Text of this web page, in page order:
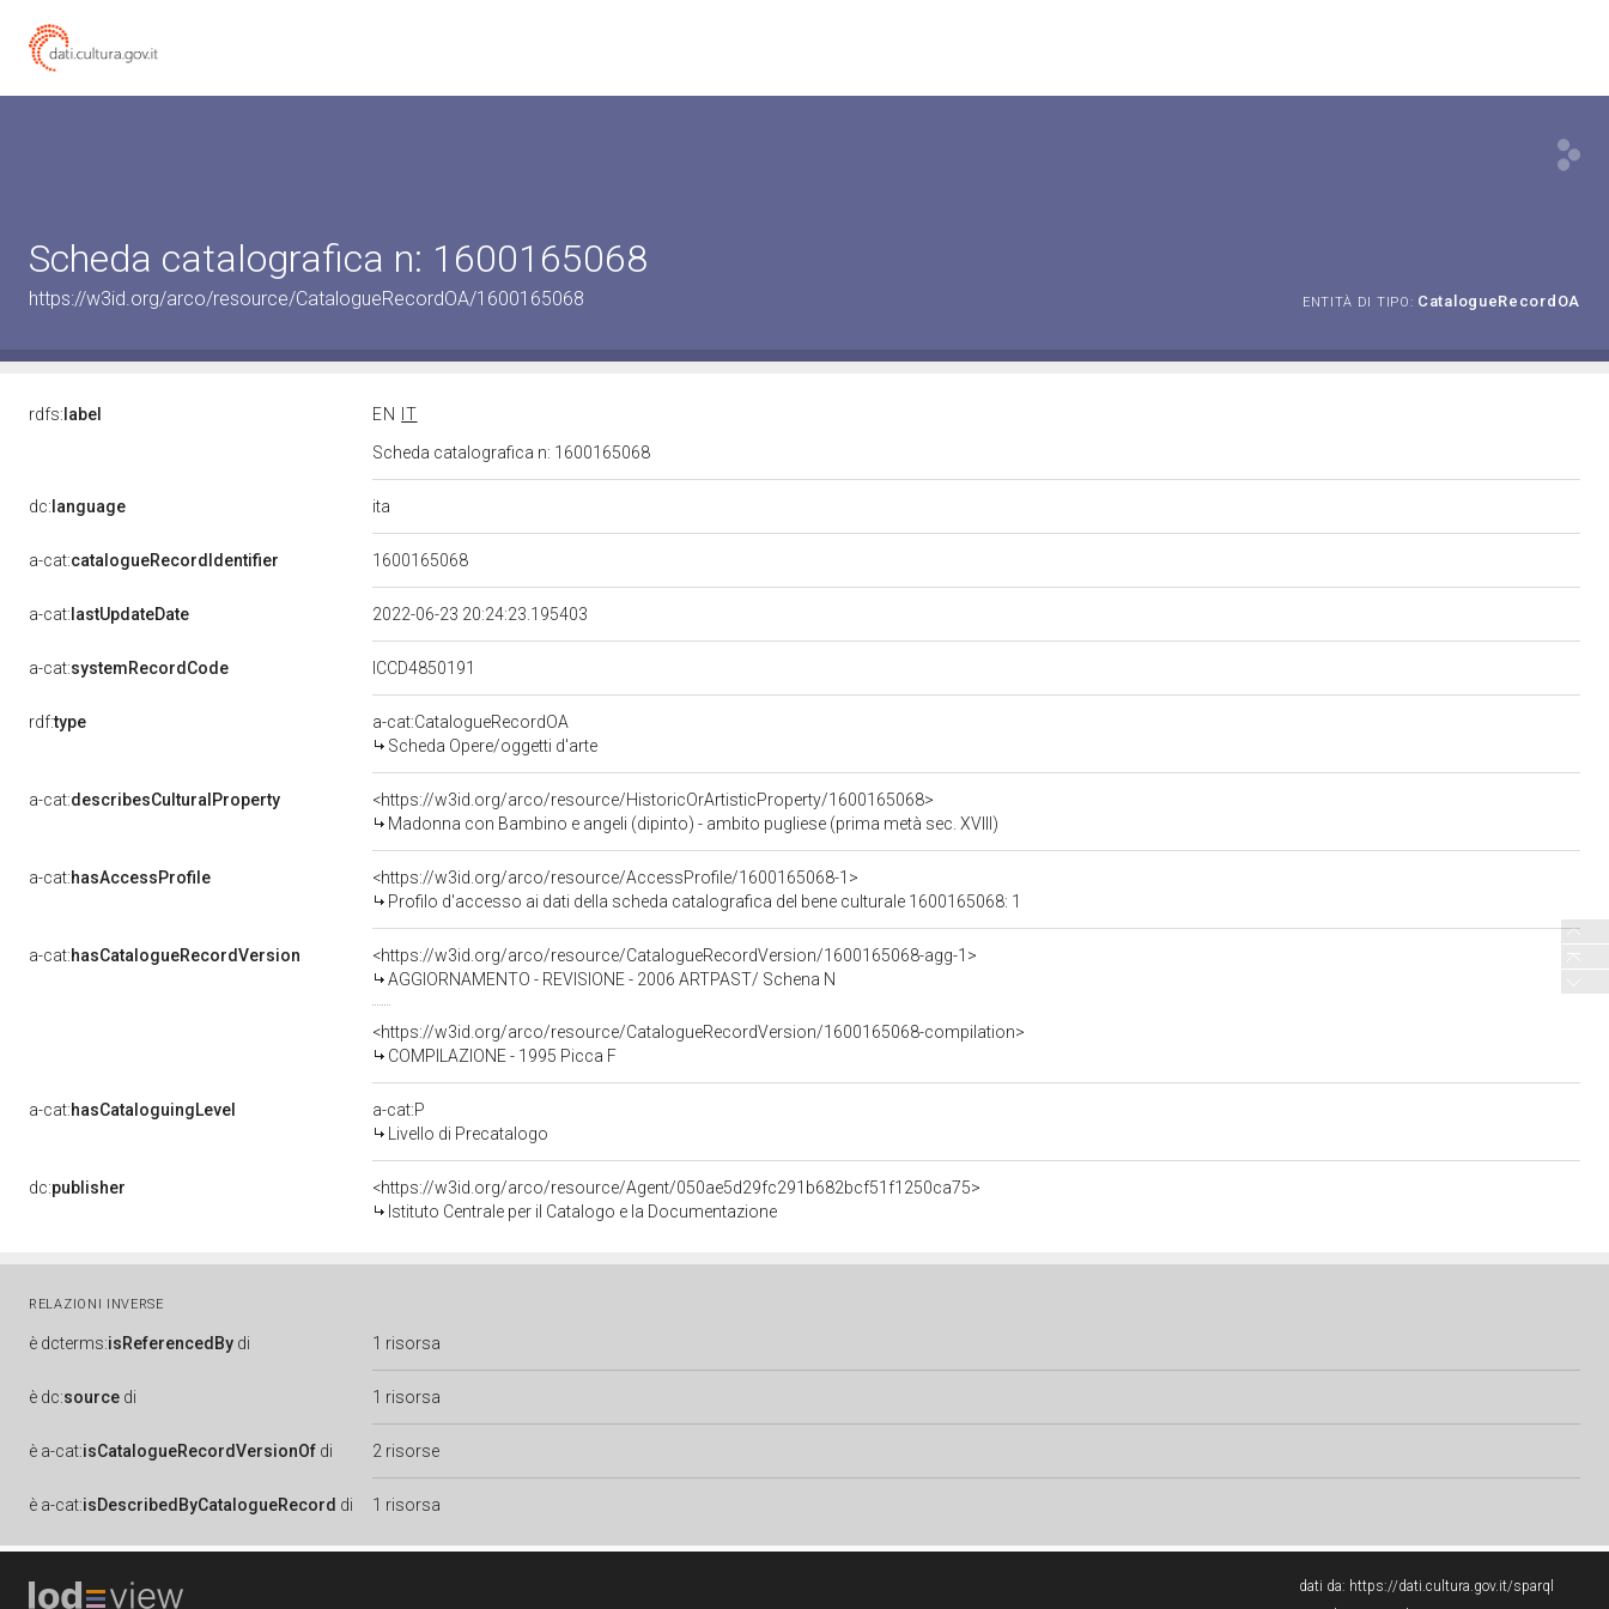
Scheda catalografica n: 1600165068
https://w3id.org/arco/resource/CatalogueRecordOA/1600165068 ENTITÀ DI TIPO: CatalogueRecordOA
rdfs: label EN
IT
Scheda catalografica n: 1600165068
dc: language ita
a-cat:catalogueRecordIdentifier 1600165068
a-cat: lastUpdateDate 2022-06-23 20:24:23.195403
a-cat:systemRecordCode ICCD4850191
rdf:type
a-cat:CatalogueRecordOA
Scheda Opere/oggetti d'arte
a-cat:describesCulturalProperty
<https://w3id.org/arco/resource/HistoricOrArtisticProperty/1600165068>
Madonna con Bambino e angeli (dipinto) - ambito pugliese (prima metà sec. XVIII)
a-cat:hasAccessProfile
<https://w3id.org/arco/resource/AccessProfile/1600165068-1>
Profilo d'accesso ai dati della scheda catalografica del bene culturale 1600165068: 1
a-cat:hasCatalogueRecordVersion
<https://w3id.org/arco/resource/CatalogueRecordVersion/1600165068-agg-1>
AGGIORNAMENTO - REVISIONE - 2006 ARTPAST/ Schena N
<https://w3id.org/arco/resource/CatalogueRecordVersion/1600165068-compilation>
COMPILAZIONE - 1995 Picca F
a-cat:hasCataloguingLevel
a-cat:P
Livello di Precatalogo
dc:publisher
<https://w3id.org/arco/resource/Agent/050ae5d29fc291b682bcf51f1250ca75>
Istituto Centrale per il Catalogo e la Documentazione
RELAZIONI INVERSE
è dcterms:isReferencedBy di 1 risorsa
è dc:source di 1 risorsa
è a-cat:isCatalogueRecordVersionOf di 2 risorse
è a-cat:isDescribedByCatalogueRecord di 1 risorsa
dati da: https://dati.cultura.gov.it/sparql